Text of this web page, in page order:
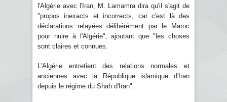
l'Algérie avec l'Iran, M. Lamamra dira qu'il s'agit de
"propos inexacts et incorrects, car c'est là des
déclarations relayées délibérément par le Maroc
pour nuire à l'Algérie", ajoutant que "les choses
sont claires et connues.
L'Algérie entretient des relations normales et
anciennes avec la République islamique d'Iran
depuis le régime du Shah d'Iran".